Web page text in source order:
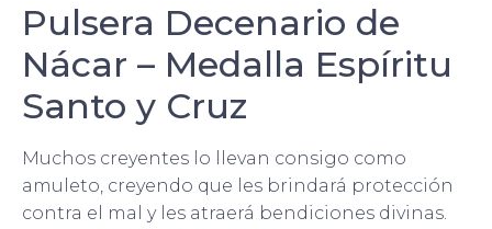
Pulsera Decenario de
Nácar – Medalla Espíritu
Santo y Cruz
Muchos creyentes lo llevan consigo como
amuleto, creyendo que les brindará protección
contra el mal y les atraerá bendiciones divinas.